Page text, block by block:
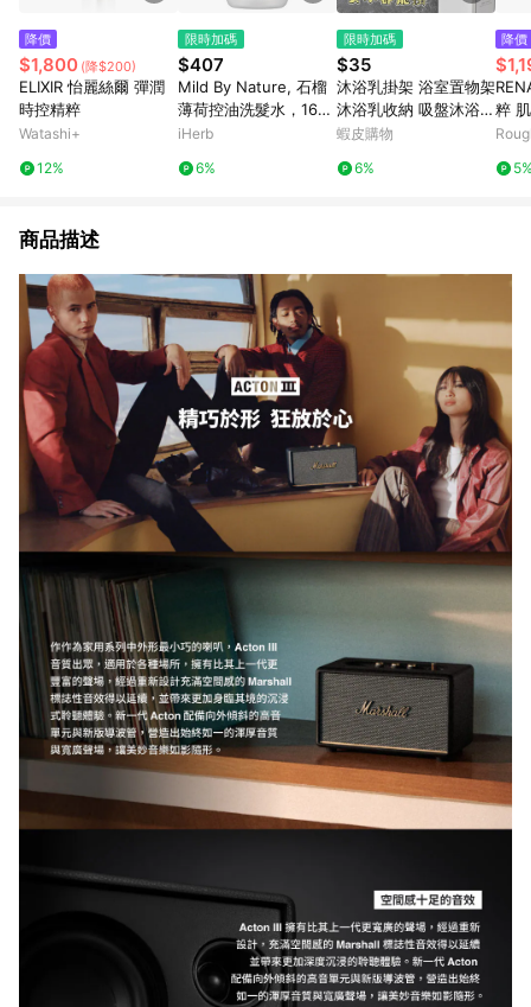
降價
$1,800 (降$200)
ELIXIR 怡麗絲爾 彈潤
時控精粹
Watashi+
12%
限時加碼
$407
Mild By Nature, 石榴
薄荷控油洗髮水，16
液量盎司（473 毫升）
iHerb
6%
限時加碼
$35
沐浴乳掛架 浴室置物架
沐浴乳收納 吸盤沐浴乳
架 沐浴架 牆壁置物架
浴室置物架 瓶口架
蝦皮購物
6%
降價
粹
l
商品描述